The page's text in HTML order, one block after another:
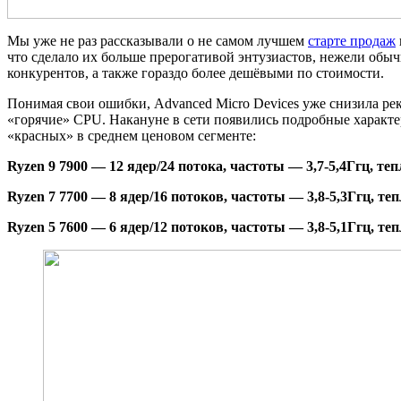
Мы уже не раз рассказывали о не самом лучшем старте продаж
что сделало их больше прерогативой энтузиастов, нежели
конкурентов, а также гораздо более дешёвыми по стоимости.
Понимая свои ошибки, Advanced Micro Devices уже снизила
«горячие» CPU. Накануне в сети появились подробные
«красных» в среднем ценовом сегменте:
Ryzen 9 7900 — 12 ядер/24 потока, частоты — 3,7-5,4Ггц,
Ryzen 7 7700 — 8 ядер/16 потоков, частоты — 3,8-5,3Ггц,
Ryzen 5 7600 — 6 ядер/12 потоков, частоты — 3,8-5,1Ггц,